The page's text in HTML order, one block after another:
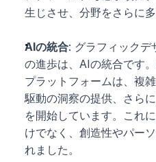
生じさせ、分野をさらに
AIの統合: グラフィックデ
の進歩は、AIの統合です
プラットフォームは、複
駆動の洞察の提供、さら
を開始しています。これ
けでなく、創造性やパー
れました。